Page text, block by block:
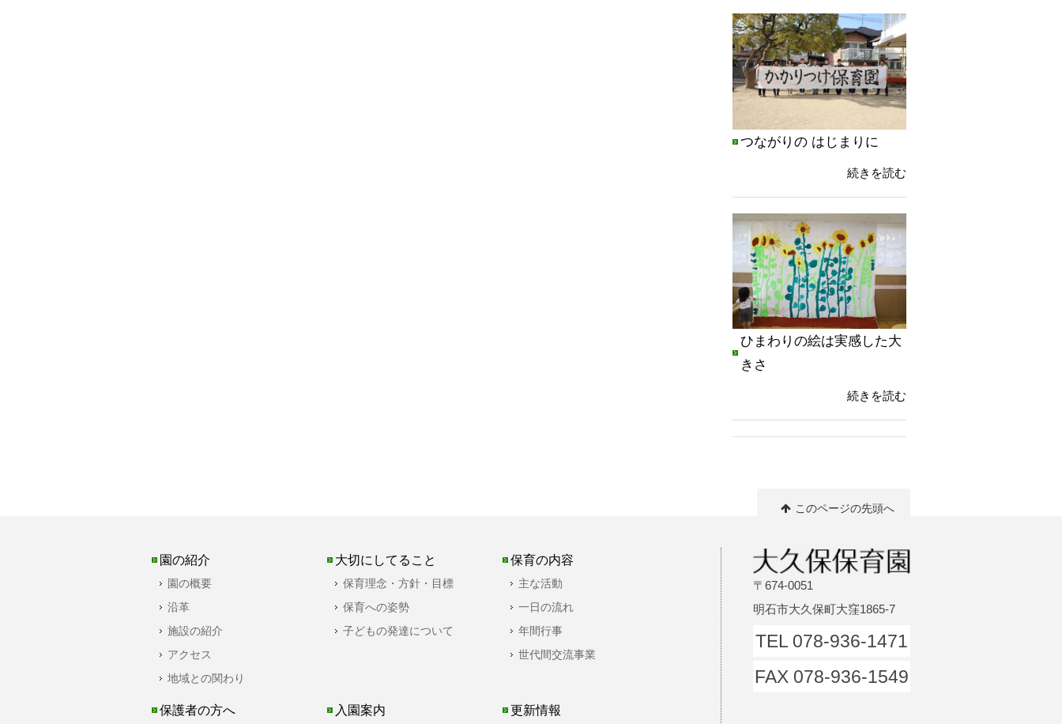
つながりの はじまりに
続きを読む
ひまわりの絵は実感した大
きさ
続きを読む
このページの先頭へ
園の紹介
園の概要
沿革
施設の紹介
アクセス
地域との関わり
大切にしてること
保育理念・方針・目標
保育への姿勢
子どもの発達について
保育の内容
主な活動
一日の流れ
年間行事
世代間交流事業
保護者の方へ 入園案内 更新情報
〒674-0051
明石市大久保町大窪1865-7
TEL 078-936-1471
FAX 078-936-1549